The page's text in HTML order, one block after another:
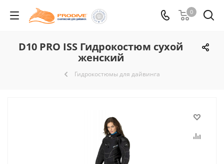
0
D10 PRO ISS Гидрокостюм сухой
женский
Гидрокостюмы для дайвинга